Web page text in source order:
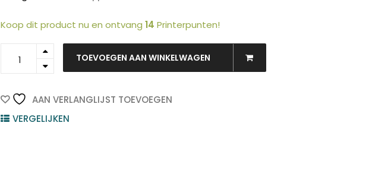
Koop dit product nu en ontvang 14 Printerpunten!
1060011491
Parels
1st
TOEVOEGEN AAN WINKELWAGEN
AAN VERLANGLIJST TOEVOEGEN
VERGELIJKEN